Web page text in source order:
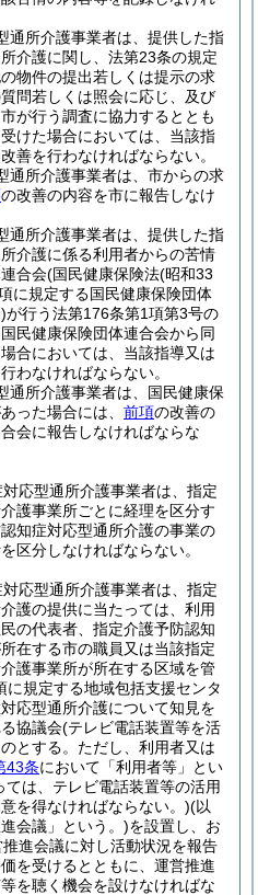
通所介護事業者は、提供した指
介護に関し、法第23条の規定
物件の提出若しくは提示の求
問若しくは照会に応じ、及び
が行う調査に協力するととも
けた場合においては、当該指
善を行わなければならない。
通所介護事業者は、市からの求
の改善の内容を市に報告しなけ
通所介護事業者は、提供した指
介護に係る利用者からの苦情
合会(国民健康保険法(昭和33
に規定する国民健康保険団体
が行う法第176条第1項第3号の
民健康保険団体連合会から同
合においては、当該指導又は
わなければならない。
通所介護事業者は、国民健康保
った場合には、 前項の改善の
会に報告しなければならな
応型通所介護事業者は、指定
護事業所ごとに経理を区分す
知症対応型通所介護の事業の
区分しなければならない。
応型通所介護事業者は、指定
護の提供に当たっては、利用
の代表者、指定介護予防認知
在する市の職員又は当該指定
護事業所が所在する区域を管
規定する地域包括支援センタ
応型通所介護について知見を
協議会(テレビ電話装置等を活
とする。ただし、利用者又は
43条において「利用者等」とい
は、テレビ電話装置等の活用
を得なければならない。)(以
会議」という。)を設置し、お
進会議に対し活動状況を報告
を受けるとともに、運営推進
を聴く機会を設けなければな